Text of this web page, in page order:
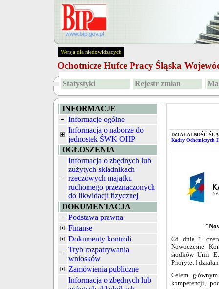
Wersja dla niedowidzących
Ochotnicze Hufce Pracy Śląska
Statystyki Rejestr zmian
INFORMACJE
Informacje ogólne
Informacja o naborze do
jednostek ŚWK OHP
OGŁOSZENIA
Informacja o zbędnych lub
zużytych składnikach
rzeczowych majątku
ruchomego przeznaczonych
do likwidacji fizycznej
DOKUMENTACJA
Podstawa prawna
Finanse
Dokumenty kontroli
Tryb rozpatrywania
wniosków
Zamówienia publiczne
Informacja o zbędnych lub
DZIAŁALNOŚĆ
Kadry Ochotniczych
Od dnia 1
Nowoczesne
środków Unii
Priorytet I
Celem
kompetencji,